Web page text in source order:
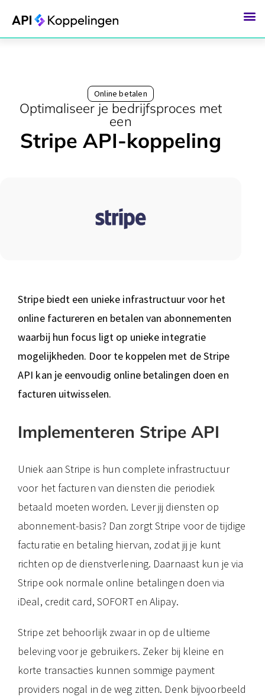
Online betalen
Optimaliseer je bedrijfsproces met
een
Stripe API-koppeling
Stripe biedt een unieke infrastructuur voor het
online factureren en betalen van abonnementen
waarbij hun focus ligt op unieke integratie
mogelijkheden. Door te koppelen met de Stripe
API kan je eenvoudig online betalingen doen en
facturen uitwisselen.
Implementeren Stripe API
Uniek aan Stripe is hun complete infrastructuur
voor het facturen van diensten die periodiek
betaald moeten worden. Lever jij diensten op
abonnement-basis? Dan zorgt Stripe voor de tijdige
facturatie en betaling hiervan, zodat jij je kunt
richten op de dienstverlening. Daarnaast kun je via
Stripe ook normale online betalingen doen via
iDeal, credit card, SOFORT en Alipay.
Stripe zet behoorlijk zwaar in op de ultieme
beleving voor je gebruikers. Zeker bij kleine en
korte transacties kunnen sommige payment
providers nogal in de weg zitten. Denk bijvoorbeeld